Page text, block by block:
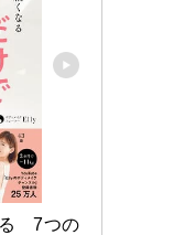
　7つの